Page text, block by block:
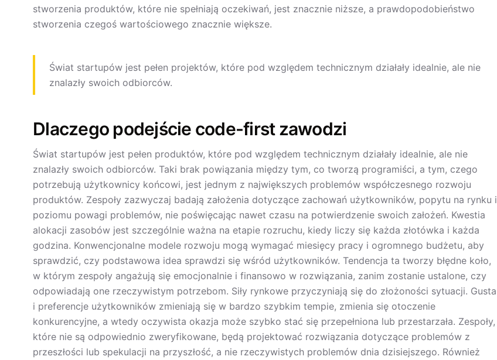
stworzenia produktów, które nie spełniają oczekiwań, jest znacznie niższe, a prawdopodobieństwo
stworzenia czegoś wartościowego znacznie większe.
Świat startupów jest pełen projektów, które pod względem technicznym działały idealnie, ale nie
znalazły swoich odbiorców.
Dlaczego podejście code-first zawodzi
Świat startupów jest pełen produktów, które pod względem technicznym działały idealnie, ale nie
znalazły swoich odbiorców. Taki brak powiązania między tym, co tworzą programiści, a tym, czego
potrzebują użytkownicy końcowi, jest jednym z największych problemów współczesnego rozwoju
produktów. Zespoły zazwyczaj badają założenia dotyczące zachowań użytkowników, popytu na rynku i
poziomu powagi problemów, nie poświęcając nawet czasu na potwierdzenie swoich założeń. Kwestia
alokacji zasobów jest szczególnie ważna na etapie rozruchu, kiedy liczy się każda złotówka i każda
godzina. Konwencjonalne modele rozwoju mogą wymagać miesięcy pracy i ogromnego budżetu, aby
sprawdzić, czy podstawowa idea sprawdzi się wśród użytkowników. Tendencja ta tworzy błędne koło,
w którym zespoły angażują się emocjonalnie i finansowo w rozwiązania, zanim zostanie ustalone, czy
odpowiadają one rzeczywistym potrzebom. Siły rynkowe przyczyniają się do złożoności sytuacji. Gusta
i preferencje użytkowników zmieniają się w bardzo szybkim tempie, zmienia się otoczenie
konkurencyjne, a wtedy oczywista okazja może szybko stać się przepełniona lub przestarzała. Zespoły,
które nie są odpowiednio zweryfikowane, będą projektować rozwiązania dotyczące problemów z
przeszłości lub spekulacji na przyszłość, a nie rzeczywistych problemów dnia dzisiejszego. Również